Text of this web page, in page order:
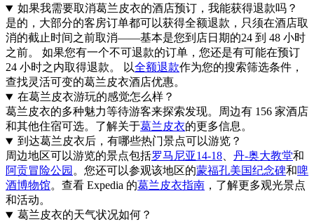
如果我需要取消葛兰皮衣的酒店预订，我能获得退款吗？
是的，大部分的客房订单都可以获得全额退款，只须在酒店取
消的截止时间之前取消——基本是您到店日期的24 到 48 小时
之前。 如果您有一个不可退款的订单，您还是有可能在预订
24 小时之内取得退款。 以全额退款作为您的搜索筛选条件，
查找灵活可变的葛兰皮衣酒店优惠。
在葛兰皮衣游玩的感觉怎么样？
葛兰皮衣的多种魅力等待游客来探索发现。周边有 156 家酒店
和其他住宿可选。了解关于葛兰皮衣的更多信息。
到达葛兰皮衣后，有哪些热门景点可以游览？
周边地区可以游览的景点包括罗马尼亚14-18、 丹-奥大教堂和
阿贡冒险公园 。您还可以参观该地区的蒙福孔美国纪念碑和啤
酒博物馆。查看 Expedia 的葛兰皮衣指南 ，了解更多观光景点
和活动。
葛兰皮衣的天气状况如何？